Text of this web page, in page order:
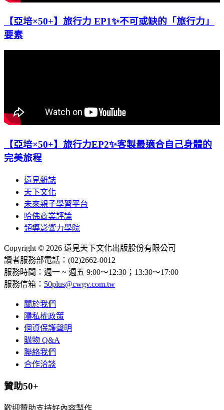
【亞培×50+】旅行力 EP1✨不可或缺的「旅行力」
要素
【亞培×50+】旅行力EP2✨客製最適合自己身體的
完美旅程
遠見雜誌
天下文化
未來親子學習平台
哈佛商業評論
領導影響力學院
Copyright © 2026 遠見天下文化出版股份有限公司
讀者服務部電話：(02)2662-0012
服務時間：週一 ~ 週五 9:00～12:30；13:30～17:00
服務信箱： 50plus@cwgv.com.tw
關於我們
隱私權政策
個資保護聲明
購物 Q&A
聯絡我們
合作洽談
贊助50+
歡迎贊助支持好內容製作